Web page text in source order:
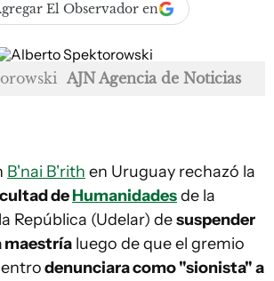
El Observador en
AJN Agencia de Noticias
B'nai B'rith en Uruguay rechazó la
deHumanidadesde la
República (Udelar) desuspender
maestría luego de que el gremio
denunciara como "sionista" a